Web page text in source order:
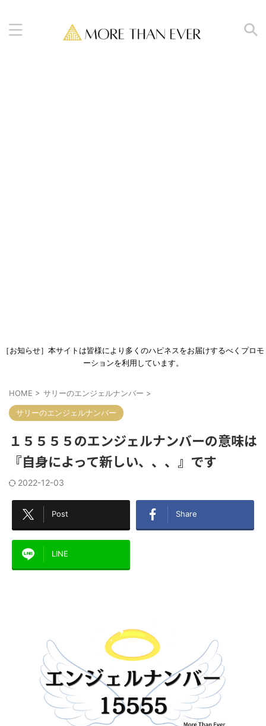
［お知らせ］本サイトは皆様により多くのハピネスをお届けするべくプロモ
ーションを利用しています。
HOME > サリーのエンジェルナンバー >
サリーのエンジェルナンバー
１５５５５のエンジェルナンバーの意味は
『自身によって新しい、、、』です
2022-12-03
Post Share
LINE